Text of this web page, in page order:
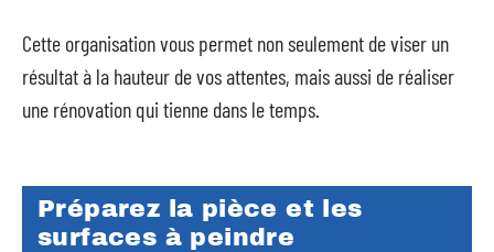
Cette organisation vous permet non seulement de viser un
résultat à la hauteur de vos attentes, mais aussi de réaliser
une rénovation qui tienne dans le temps.
Préparez la pièce et les
surfaces à peindre